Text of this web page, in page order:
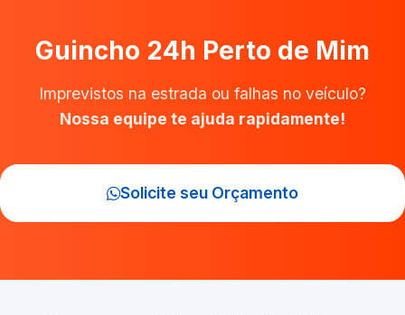
Guincho 24h Perto de Mim
Imprevistos na estrada ou falhas no veículo?
Nossa equipe te ajuda rapidamente!
Solicite seu Orçamento